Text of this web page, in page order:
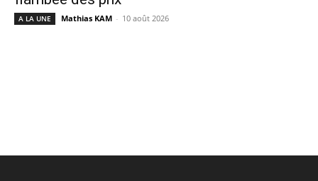
A LA UNE Mathias KAM - 10 août 2026